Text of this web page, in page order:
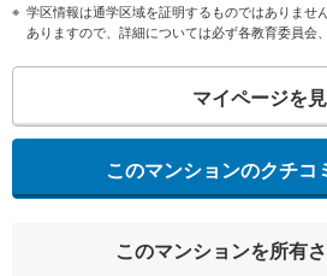
学区情報は通学区域を証明するものではありませ
ありますので、詳細については必ず各教育委員会
マイページを
このマンションのクチコ
このマンションを所有